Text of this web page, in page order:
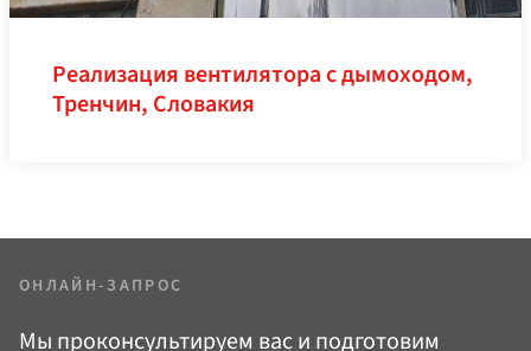
Реализация вентилятора с дымоходом,
Тренчин, Словакия
ОНЛАЙН-ЗАПРОС
Мы проконсультируем вас и подготовим